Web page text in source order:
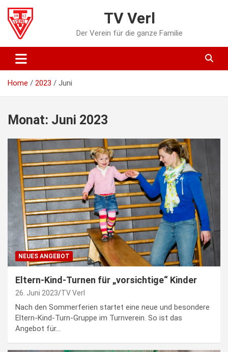
content
TV Verl
Der Verein für die ganze Familie
Home 2023 Juni
Monat: Juni 2023
NEUES ANGEBOT
Eltern-Kind-Turnen für „vorsichtige“ Kinder
26. Juni 2023 TV Verl
Nach den Sommerferien startet eine neue und besondere
Eltern-Kind-Turn-Gruppe im Turnverein. So ist das
Angebot für…